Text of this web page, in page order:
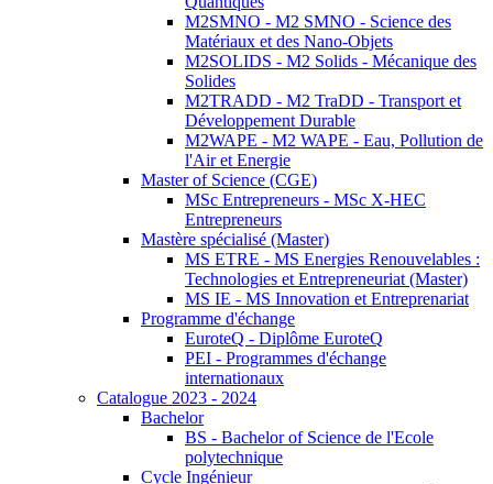
M2SMNO - M2 SMNO - Science des
Matériaux et des Nano-Objets
M2SOLIDS - M2 Solids - Mécanique des
Solides
M2TRADD - M2 TraDD - Transport et
Développement Durable
M2WAPE - M2 WAPE - Eau, Pollution de
l'Air et Energie
Master of Science (CGE)
MSc Entrepreneurs - MSc X-HEC
Entrepreneurs
Mastère spécialisé (Master)
MS ETRE - MS Energies Renouvelables :
Technologies et Entrepreneuriat (Master)
MS IE - MS Innovation et Entreprenariat
Programme d'échange
EuroteQ - Diplôme EuroteQ
PEI - Programmes d'échange
internationaux
Catalogue 2023 - 2024
Bachelor
BS - Bachelor of Science de l'Ecole
polytechnique
Cycle Ingénieur